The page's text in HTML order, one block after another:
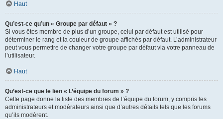
Haut
Qu’est-ce qu’un « Groupe par défaut » ?
Si vous êtes membre de plus d’un groupe, celui par défaut est utilisé pour
déterminer le rang et la couleur de groupe affichés par défaut. L’administrateur
peut vous permettre de changer votre groupe par défaut via votre panneau de
l’utilisateur.
Haut
Qu’est-ce que le lien « L’équipe du forum » ?
Cette page donne la liste des membres de l’équipe du forum, y compris les
administrateurs et modérateurs ainsi que d’autres détails tels que les forums
qu’ils modèrent.